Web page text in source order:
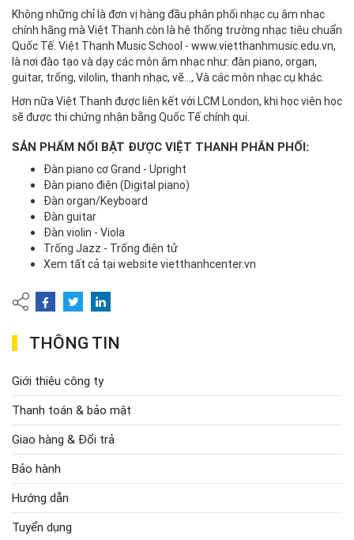
Không những chỉ là đơn vị hàng đầu phân phối nhạc cụ âm nhạc
chính hãng mà Việt Thanh còn là hệ thống trường nhạc tiêu chuẩn
Quốc Tế. Việt Thanh Music School - www.vietthanhmusic.edu.vn,
là nơi đào tạo và dạy các môn âm nhạc như: đàn piano, organ,
guitar, trống, vilolin, thanh nhạc, vẽ..., Và các môn nhạc cụ khác.
Hơn nữa Việt Thanh được liên kết với LCM London, khi học viên học
sẽ được thi chứng nhận bằng Quốc Tế chính qui.
SẢN PHẨM NỔI BẬT ĐƯỢC VIỆT THANH PHÂN PHỐI:
Đàn piano cơ Grand - Upright
Đàn piano điện (Digital piano)
Đàn organ/Keyboard
Đàn guitar
Đàn violin - Viola
Trống Jazz - Trống điện tử
Xem tất cả tại website vietthanhcenter.vn
THÔNG TIN
Giới thiệu công ty
Thanh toán & bảo mật
Giao hàng & Đổi trả
Bảo hành
Hướng dẫn
Tuyển dụng